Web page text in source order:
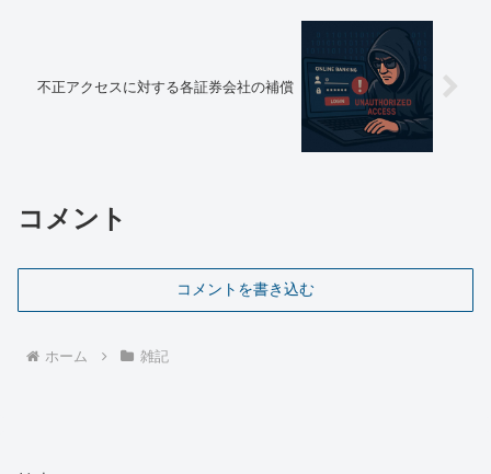
不正アクセスに対する各証券会社の補償
コメント
コメントを書き込む
ホーム 雑記